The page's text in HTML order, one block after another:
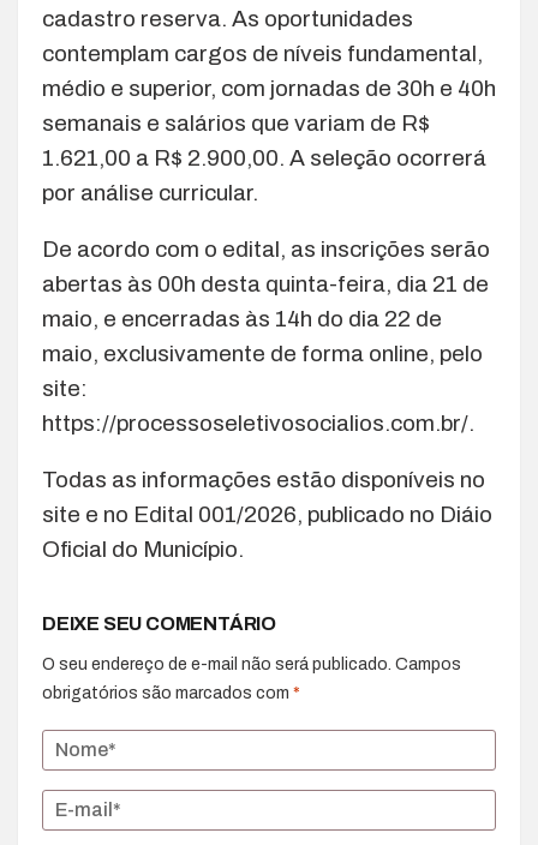
cadastro reserva. As oportunidades
contemplam cargos de níveis fundamental,
médio e superior, com jornadas de 30h e 40h
semanais e salários que variam de R$
1.621,00 a R$ 2.900,00. A seleção ocorrerá
por análise curricular.
De acordo com o edital, as inscrições serão
abertas às 00h desta quinta-feira, dia 21 de
maio, e encerradas às 14h do dia 22 de
maio, exclusivamente de forma online, pelo
site:
https://processoseletivosocialios.com.br/.
Todas as informações estão disponíveis no
site e no Edital 001/2026, publicado no Diáio
Oficial do Município.
DEIXE SEU COMENTÁRIO
O seu endereço de e-mail não será publicado. Campos
obrigatórios são marcados com *